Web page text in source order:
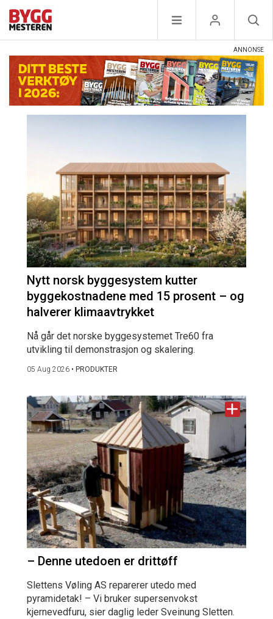
Nytt norsk byggesystem kutter
byggekostnadene med 15 prosent – og
halverer klimaavtrykket
Nå går det norske byggesystemet Tre60 fra
utvikling til demonstrasjon og skalering.
05 Aug 2026 • PRODUKTER
– Denne utedoen er drittøff
Slettens Vøling AS reparerer utedo med
pyramidetak! – Vi bruker supersenvokst
kjernevedfuru, sier daglig leder Sveinung Sletten.